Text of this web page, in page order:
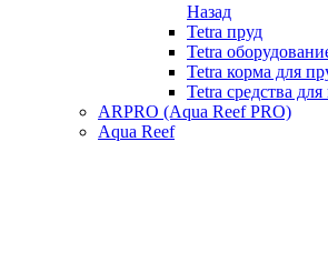
Назад
Tetra пруд
Tetra
Tetra корма для
Tetra средства для
ARPRO (Aqua Reef PRO)
Aqua Reef